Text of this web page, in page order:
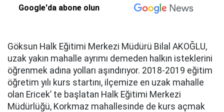
Google'da abone olun
Göksun Halk Eğitimi Merkezi Müdürü Bilal AKOĞLU,
uzak yakın mahalle ayrımı demeden halkın isteklerini
öğrenmek adına yolları aşındırıyor. 2018-2019 eğitim
öğretim yılı kurs startını, ilçemize en uzak mahalle
olan Ericek’ te başlatan Halk Eğitimi Merkezi
Müdürlüğü, Korkmaz mahallesinde de kurs açmak